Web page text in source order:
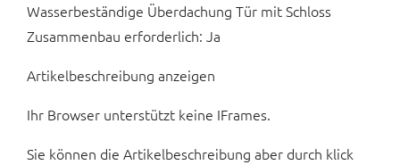
Wasserbeständige Überdachung Tür mit Schloss
Zusammenbau erforderlich: Ja
Artikelbeschreibung anzeigen
Ihr Browser unterstützt keine IFrames.
Sie können die Artikelbeschreibung aber durch klick